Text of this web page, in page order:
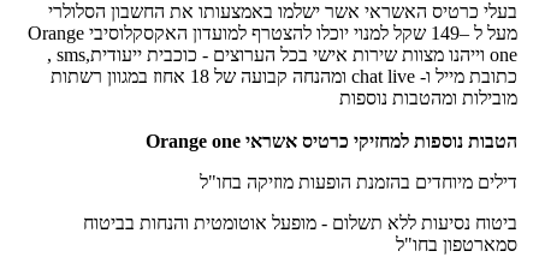
בעלי כרטיס האשראי אשר ישלמו באמצעותו את החשבון הסלולרי
מעל ל –149 שקל למנוי יוכלו להצטרף למועדון האקסקלוסיבי Orange
one וייהנו מצוות שירות אישי בכל הערוצים - כוכבית ייעודית,sms ,
כתובת מייל ו- chat live ומהנחה קבועה של 18 אחוז במגוון רשתות
מובילות ומהטבות נוספות
הטבות נוספות למחזיקי כרטיס אשראי Orange one
דילים מיוחדים בהזמנת הופעות מוזיקה בחו"ל
ביטוח נסיעות ללא תשלום - מופעל אוטומטית והנחות בביטוח
סמארטפון בחו"ל